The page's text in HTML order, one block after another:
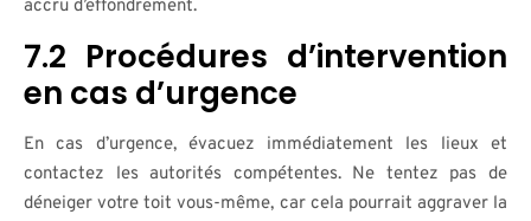
accru d’effondrement.
7.2 Procédures d’intervention
en cas d’urgence
En cas d’urgence, évacuez immédiatement les lieux et
contactez les autorités compétentes. Ne tentez pas de
déneiger votre toit vous-même, car cela pourrait aggraver la